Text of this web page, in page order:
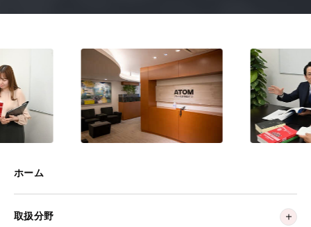
ホーム
取扱分野